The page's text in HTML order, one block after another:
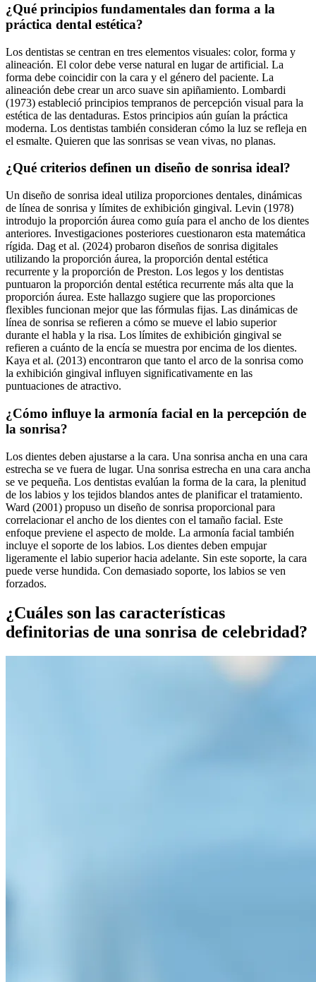
¿Qué principios fundamentales dan forma a la
práctica dental estética?
Los dentistas se centran en tres elementos visuales: color, forma y
alineación. El color debe verse natural en lugar de artificial. La
forma debe coincidir con la cara y el género del paciente. La
alineación debe crear un arco suave sin apiñamiento. Lombardi
(1973) estableció principios tempranos de percepción visual para la
estética de las dentaduras. Estos principios aún guían la práctica
moderna. Los dentistas también consideran cómo la luz se refleja en
el esmalte. Quieren que las sonrisas se vean vivas, no planas.
¿Qué criterios definen un diseño de sonrisa ideal?
Un diseño de sonrisa ideal utiliza proporciones dentales, dinámicas
de línea de sonrisa y límites de exhibición gingival. Levin (1978)
introdujo la proporción áurea como guía para el ancho de los dientes
anteriores. Investigaciones posteriores cuestionaron esta matemática
rígida. Dag et al. (2024) probaron diseños de sonrisa digitales
utilizando la proporción áurea, la proporción dental estética
recurrente y la proporción de Preston. Los legos y los dentistas
puntuaron la proporción dental estética recurrente más alta que la
proporción áurea. Este hallazgo sugiere que las proporciones
flexibles funcionan mejor que las fórmulas fijas. Las dinámicas de
línea de sonrisa se refieren a cómo se mueve el labio superior
durante el habla y la risa. Los límites de exhibición gingival se
refieren a cuánto de la encía se muestra por encima de los dientes.
Kaya et al. (2013) encontraron que tanto el arco de la sonrisa como
la exhibición gingival influyen significativamente en las
puntuaciones de atractivo.
¿Cómo influye la armonía facial en la percepción de
la sonrisa?
Los dientes deben ajustarse a la cara. Una sonrisa ancha en una cara
estrecha se ve fuera de lugar. Una sonrisa estrecha en una cara ancha
se ve pequeña. Los dentistas evalúan la forma de la cara, la plenitud
de los labios y los tejidos blandos antes de planificar el tratamiento.
Ward (2001) propuso un diseño de sonrisa proporcional para
correlacionar el ancho de los dientes con el tamaño facial. Este
enfoque previene el aspecto de molde. La armonía facial también
incluye el soporte de los labios. Los dientes deben empujar
ligeramente el labio superior hacia adelante. Sin este soporte, la cara
puede verse hundida. Con demasiado soporte, los labios se ven
forzados.
¿Cuáles son las características
definitorias de una sonrisa de celebridad?